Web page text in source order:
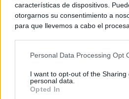
características de dispositivos.
otorgarnos su consentimiento a
para que llevemos a cabo el
negar su consentimiento. Tenga en
de su consentimiento, pero usted
rechazar tal procesamiento. Sus
Personal Data Processing Opt
I want to opt-out of the Sharing
personal data.
Opted In